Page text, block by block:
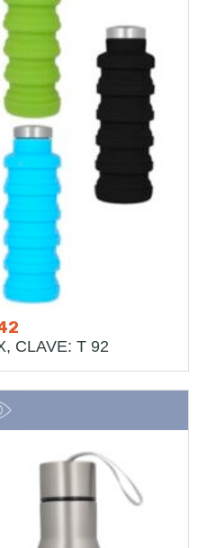
CLAVE: T 92